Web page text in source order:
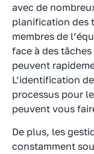
avec de
planification des
membres de
face à des
peuvent
L’identification
processus pour
peuvent vous
De plus, les
constamment